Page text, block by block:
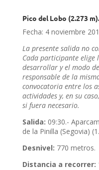
Pico del Lobo (2.273
Fecha: 4 noviembre
La presente salida no
Cada participante elige
desarrollar y el modo
responsable de la
convocatoria entre los
actividades y, en su
si fuera necesario.
Salida: 09:30.-
de la Pinilla (Segovia)
Desnivel: 770 metros.
Distancia a recorrer: